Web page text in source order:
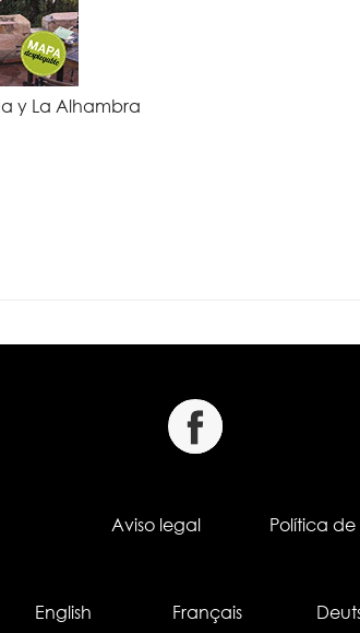
y La Alhambra
Aviso legal Política
English Français